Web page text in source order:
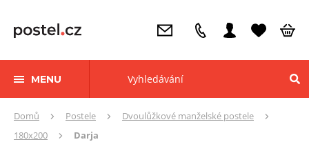
MENU
ZdeDomů Postele
Dvoulůžkové manželské postele
180x200
Darja